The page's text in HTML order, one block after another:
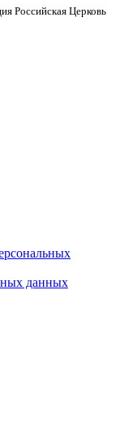
Российская Церковь
данных